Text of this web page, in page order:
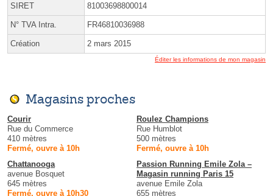
SIRET 81003698800014
N° TVA Intra. FR46810036988
Création 2 mars 2015
Éditer les informations de mon magasin
Magasins proches
Courir
Rue du Commerce
410 mètres
Fermé, ouvre à 10h
Roulez Champions
Rue Humblot
500 mètres
Fermé, ouvre à 10h
Chattanooga
avenue Bosquet
645 mètres
Fermé, ouvre à 10h30
Passion Running Emile Zola –
Magasin running Paris 15
avenue Emile Zola
655 mètres